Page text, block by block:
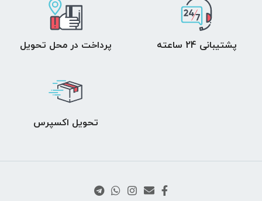
پرداخت در محل تحویل پشتیبانی 24 ساعته
تحویل اکسپرس